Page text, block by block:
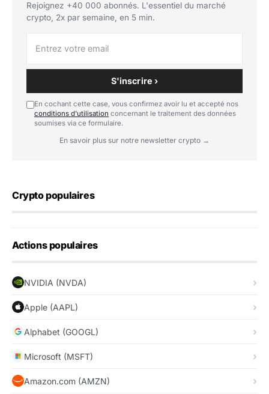
Rejoignez +40 000 abonnés. L'essentiel du marché
crypto, 2x par semaine, en 5 min.
S'inscrire ›
En cochant cette case, vous confirmez avoir lu et accepté nos
conditions d'utilisation concernant le traitement des données
soumises via ce formulaire.
En savoir plus sur notre newsletter crypto →
Crypto populaires
Actions populaires
NVIDIA (NVDA)
Apple (AAPL)
Alphabet (GOOGL)
Microsoft (MSFT)
Amazon.com (AMZN)